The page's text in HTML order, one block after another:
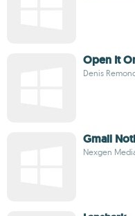
Open It
Denis
Gmail
Nexgen